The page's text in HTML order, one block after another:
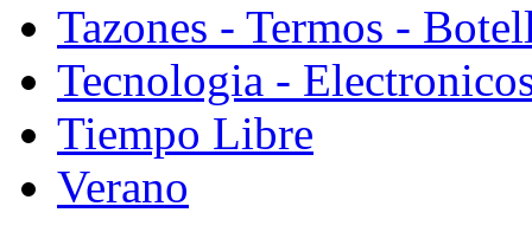
Tazones - Termos -
Tecnologia -
Tiempo Libre
Verano